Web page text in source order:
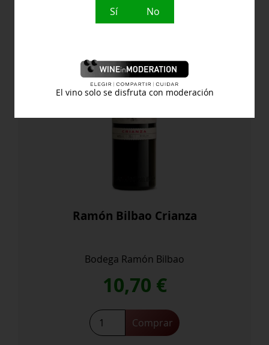
Ramón Bilbao Crianza
Bodega Ramón Bilbao
10,70 €
Ramón
Bilbao
Comprar
Sí No
El vino solo se disfruta con moderación